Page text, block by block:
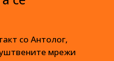
со Антолог,
мрежи